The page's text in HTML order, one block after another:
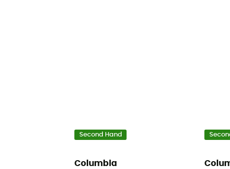
Second Hand
Columbia